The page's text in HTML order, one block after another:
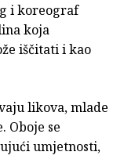
i koreograf
koja
iščitati i kao
likova, mlade
Oboje se
umjetnosti,